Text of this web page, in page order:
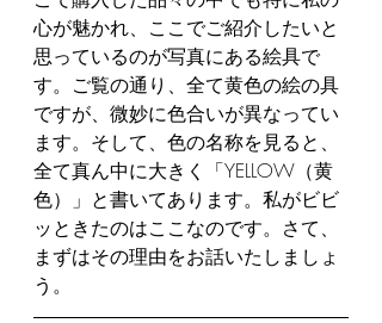
心が魅かれ、ここでご紹介したいと
思っているのが写真にある絵具で
す。ご覧の通り、全て黄色の絵の具
ですが、微妙に色合いが異なってい
ます。そして、色の名称を見ると、
全て真ん中に大きく「YELLOW（黄
色）」と書いてあります。私がビビ
ッときたのはここなのです。さて、
まずはその理由をお話いたしましょ
う。